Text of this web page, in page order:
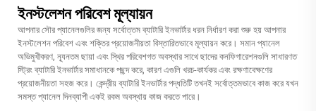
ইনস্টলেশন পরিবেশ মূল্যায়ন
আপনার সৌর প্যানেলগুলির জন্য সর্বোত্তম ব্যাটারি ইনভার্টার ধরন নির্ধারণ করা শুরু হয় আপনার
ইনস্টলেশন পরিবেশ এবং শক্তির প্রয়োজনীয়তা বিস্তারিতভাবে মূল্যায়ন করে। সমান প্যানেল
অভিমুখীকরণ, ন্যূনতম ছায়া এবং স্থির পরিবেশগত অবস্থার সাথে ছাদের কনফিগারেশনগুলি সাধারণত
স্ট্রিং ব্যাটারি ইনভার্টার সমাধানকে পছন্দ করে, কারণ এগুলি খরচ-কার্যকর এবং রক্ষণাবেক্ষণের
প্রয়োজনীয়তা সহজ করে। কেন্দ্রীয় ব্যাটারি ইনভার্টার পদ্ধতিটি তখনই সর্বোত্তমভাবে কাজ করে যখন
সমস্ত প্যানেল দিনব্যাপী একই রকম অবস্থায় কাজ করতে পারে।